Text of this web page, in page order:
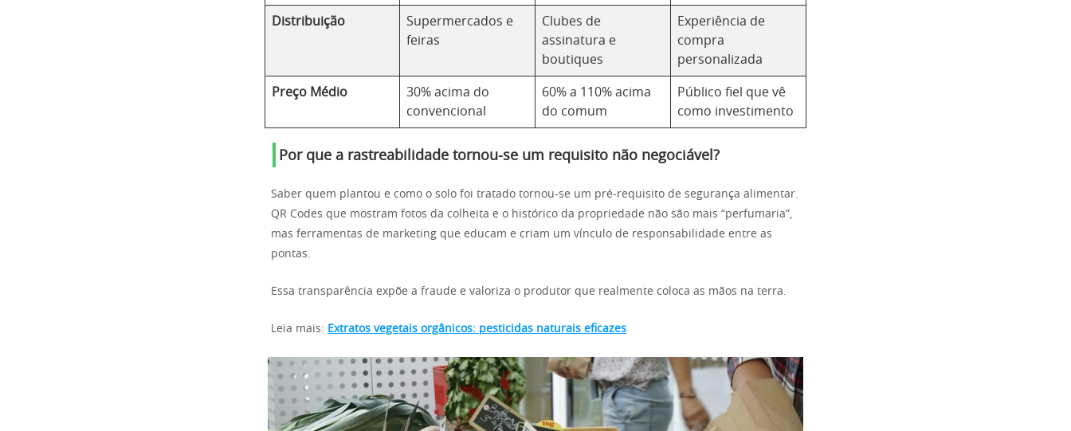
Distribuição
Supermercados e
feiras
Clubes de
assinatura e
boutiques
Experiência de
compra
personalizada
Preço Médio
30% acima do
convencional
60% a 110% acima
do comum
Público fiel que vê
como investimento
Por que a rastreabilidade tornou-se um requisito não negociável?
Saber quem plantou e como o solo foi tratado tornou-se um pré-requisito de segurança alimentar.
QR Codes que mostram fotos da colheita e o histórico da propriedade não são mais “perfumaria”,
mas ferramentas de marketing que educam e criam um vínculo de responsabilidade entre as
pontas.
Essa transparência expõe a fraude e valoriza o produtor que realmente coloca as mãos na terra.
Leia mais: Extratos vegetais orgânicos: pesticidas naturais eficazes